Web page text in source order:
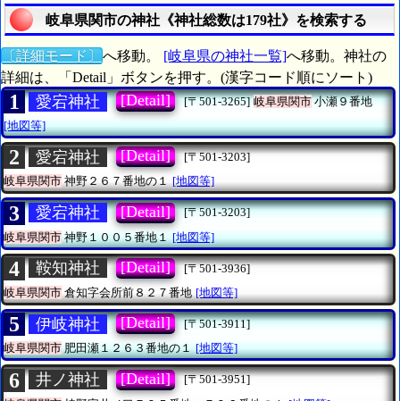
岐阜県関市の神社《神社総数は179社》を検索する
〔詳細モード〕 へ移動。 [岐阜県の神社一覧]へ移動。神社の
詳細は、「Detail」ボタンを押す。(漢字コード順にソート)
1 愛宕神社 [Detail] [〒501-3265] 岐阜県関市小瀬９番地
[地図等]
2 愛宕神社 [Detail]
[〒501-3203]
岐阜県関市神野２６７番地の１ [地図等]
3 愛宕神社 [Detail]
[〒501-3203]
岐阜県関市神野１００５番地１ [地図等]
4 鞍知神社 [Detail]
[〒501-3936]
岐阜県関市 倉知字会所前８２７番地 [地図等]
5 伊岐神社 [Detail]
[〒501-3911]
岐阜県関市肥田瀬１２６３番地の１ [地図等]
6 井ノ神社 [Detail]
[〒501-3951]